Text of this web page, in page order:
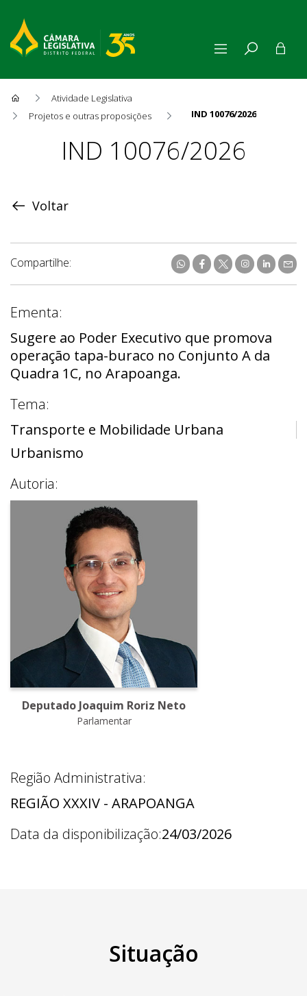
Atividade Legislativa
Projetos e outras proposições
IND 10076/2026
ProposiçãoIND 10076/2026
Voltar
Compartilhe:
Ementa:
Sugere ao Poder Executivo que promova
operação tapa-buraco no Conjunto A da
Quadra 1C, no Arapoanga.
Tema:
Transporte e Mobilidade Urbana
Urbanismo
Autoria:
Deputado Joaquim Roriz Neto
Parlamentar
Região Administrativa:
REGIÃO XXXIV - ARAPOANGA
Data da disponibilização:24/03/2026
Situação